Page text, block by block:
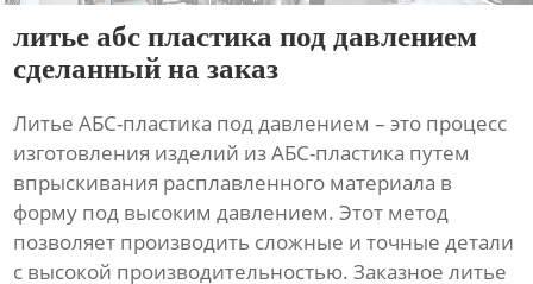
литье абс пластика под давлением
сделанный на заказ
Литье АБС-пластика под давлением – это процесс
изготовления изделий из АБС-пластика путем
впрыскивания расплавленного материала в
форму под высоким давлением. Этот метод
позволяет производить сложные и точные детали
с высокой производительностью. Заказное литье